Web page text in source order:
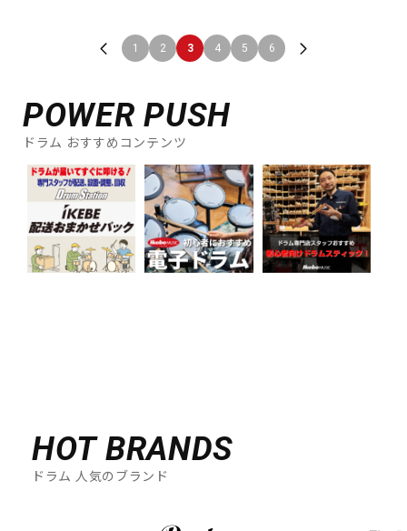
1 2 3 4 5 6
POWER PUSH
ドラム おすすめコンテンツ
HOT BRANDS
ドラム 人気のブランド